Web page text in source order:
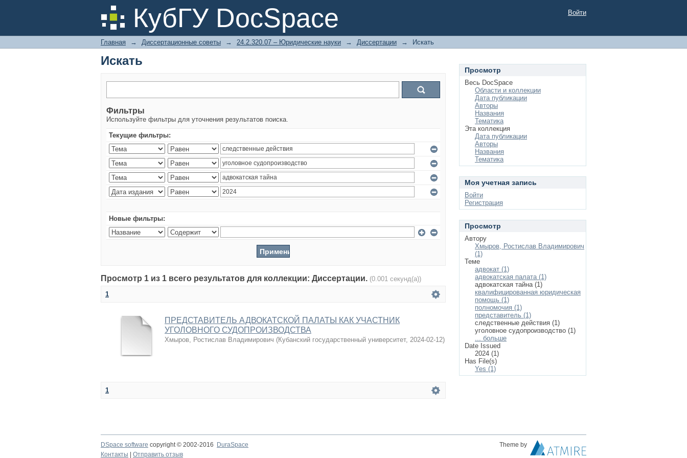
КубГУ DocSpace
Искать Войти
Главная → Диссертационные советы → 24.2.320.07 – Юридические науки → Диссертации → Искать
Искать
Фильтры
Используйте фильтры для уточнения результатов поиска.
Текущие фильтры:
Новые фильтры:
Просмотр 1 из 1 всего результатов для коллекции: Диссертации. (0.001 секунд(а))
1
ПРЕДСТАВИТЕЛЬ АДВОКАТСКОЙ ПАЛАТЫ КАК УЧАСТНИК
УГОЛОВНОГО СУДОПРОИЗВОДСТВА
Хмыров, Ростислав Владимирович (Кубанский государственный университет, 2024-02-12)
1
Просмотр
Весь DocSpace
Области и коллекции
Дата публикации
Авторы
Названия
Тематика
Эта коллекция
Дата публикации
Авторы
Названия
Тематика
Моя учетная запись
Войти
Регистрация
Просмотр
Автору
Хмыров, Ростислав Владимирович
(1)
Теме
адвокат (1)
адвокатская палата (1)
адвокатская тайна (1)
квалифицированная юридическая
помощь (1)
полномочия (1)
представитель (1)
следственные действия (1)
уголовное судопроизводство (1)
... больше
Date Issued
2024 (1)
Has File(s)
Yes (1)
DSpace software copyright © 2002-2016 DuraSpace
Theme by
Контакты
Отправить отзыв